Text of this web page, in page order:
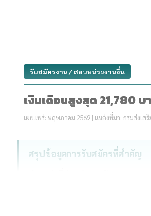
รับสมัครงาน / สอบหน่วยงานอื่น
เงินเดือนสูงสุด 21,780
เผยแพร่: พฤษภาคม 2569 | แหล่งที่มา: กรมส่งเส
สรุปข้อมูลการรับสมัครที่สำคัญ